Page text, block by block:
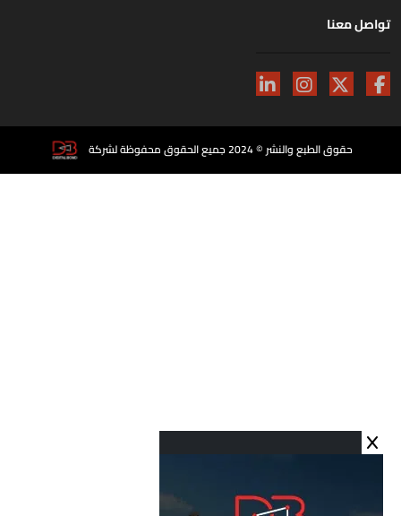
معنا
حقوق الطبع والنشر © 2024 جميع الحقوق محفوظة لشركة